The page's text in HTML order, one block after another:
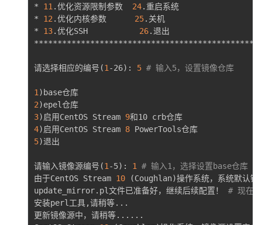
* 11.优化资源限制参数 24.重启系统
* 12.优化内核参数 25.关机
* 13.优化SSH 26.退出
请选择相应的编号 (1-26) : 5 # 输入5，设置镜像仓库
1)
2)
3)启用CentOS Stream 9
4)启用CentOS Stream 8
5)退出
请输入镜像源编号 (1-5) : 1 # 输入1，选择设置base仓库
由于CentOS Stream 10 (Coughlan)操作系统，系统默认
update_mirror.pl文件已准备好，继续后续配置！ # 现在
安装perl工具,请稍等.. .
更新镜像源中，请稍等.. .. ..